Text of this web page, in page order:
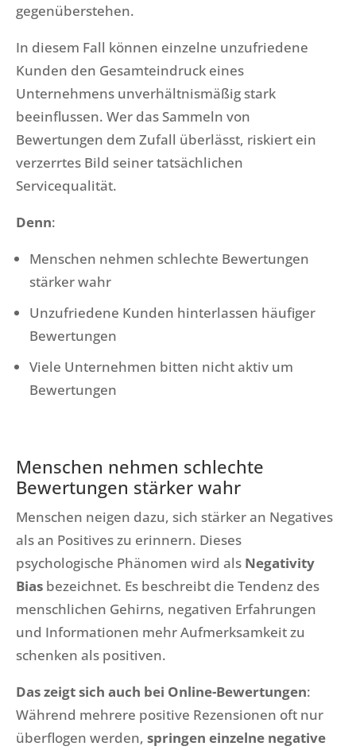
gegenüberstehen.
In diesem Fall können einzelne unzufriedene
Kunden den Gesamteindruck eines
Unternehmens unverhältnismäßig stark
beeinflussen. Wer das Sammeln von
Bewertungen dem Zufall überlässt, riskiert ein
verzerrtes Bild seiner tatsächlichen
Servicequalität.
Denn:
Menschen nehmen schlechte Bewertungen
stärker wahr
Unzufriedene Kunden hinterlassen häufiger
Bewertungen
Viele Unternehmen bitten nicht aktiv um
Bewertungen
Menschen nehmen schlechte
Bewertungen stärker wahr
Menschen neigen dazu, sich stärker an Negatives
als an Positives zu erinnern. Dieses
psychologische Phänomen wird als Negativity
Bias bezeichnet. Es beschreibt die Tendenz des
menschlichen Gehirns, negativen Erfahrungen
und Informationen mehr Aufmerksamkeit zu
schenken als positiven.
Das zeigt sich auch bei Online-Bewertungen:
Während mehrere positive Rezensionen oft nur
überflogen werden, springen einzelne negative